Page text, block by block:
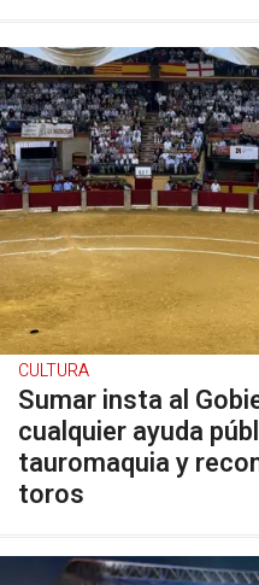
CULTURA
Sumar insta al
cualquier ayuda
tauromaquia y
toros